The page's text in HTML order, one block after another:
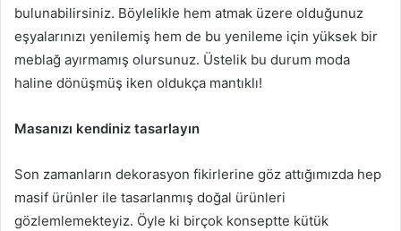
bulunabilirsiniz. Böylelikle hem atmak üzere olduğunuz
eşyalarınızı yenilemiş hem de bu yenileme için yüksek bir
meblağ ayırmamış olursunuz. Üstelik bu durum moda
haline dönüşmüş iken oldukça mantıklı!
Masanızı kendiniz tasarlayın
Son zamanların dekorasyon fikirlerine göz attığımızda hep
masif ürünler ile tasarlanmış doğal ürünleri
gözlemlemekteyiz. Öyle ki birçok konseptte kütük